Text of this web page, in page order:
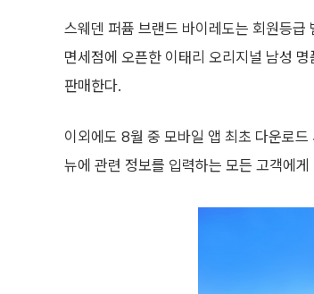
스웨덴 퍼퓸 브랜드 바이레도는 회원등
면세점에 오픈한 이태리 오리지널 남성
판매한다.
이외에도 8월 중 모바일 앱 최초 다운로
뉴에 관련 정보를 입력하는 모든 고객에